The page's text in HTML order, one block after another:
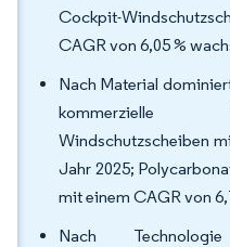
Cockpit-
CAGR von 6,05 %
Nach Material
kommerzielle
Windschutzscheiben
Jahr 2025;
mit einem CAGR von
Nach